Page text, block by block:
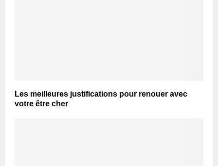
Les meilleures justifications pour renouer avec
votre être cher